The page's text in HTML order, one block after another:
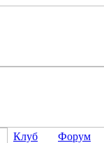
Клуб Форум